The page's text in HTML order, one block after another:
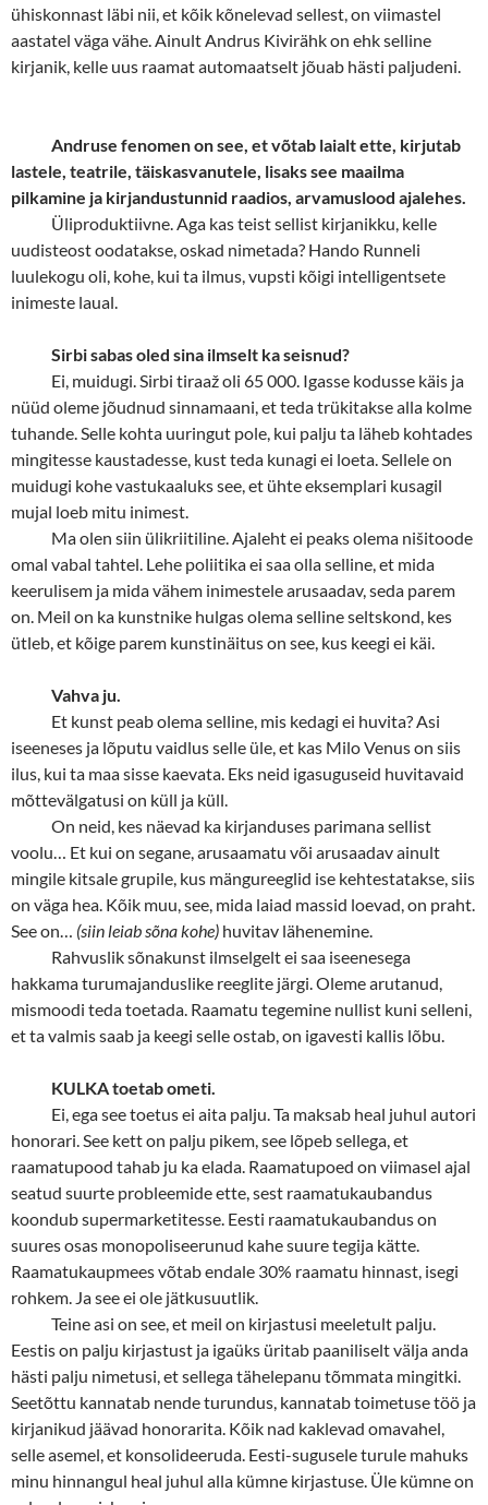
ühiskonnast läbi nii, et kõik kõnelevad sellest, on viimastel
aastatel väga vähe. Ainult Andrus Kivirähk on ehk selline
kirjanik, kelle uus raamat automaatselt jõuab hästi paljudeni.
Andruse fenomen on see, et võtab laialt ette, kirjutab
lastele, teatrile, täiskasvanutele, lisaks see maailma
pilkamine ja kirjandustunnid raadios, arvamuslood ajalehes.
Üliproduktiivne. Aga kas teist sellist kirjanikku, kelle
uudisteost oodatakse, oskad nimetada? Hando Runneli
luulekogu oli, kohe, kui ta ilmus, vupsti kõigi intelligentsete
inimeste laual.
Sirbi sabas oled sina ilmselt ka seisnud?
Ei, muidugi. Sirbi tiraaž oli 65 000. Igasse kodusse käis ja
nüüd oleme jõudnud sinnamaani, et teda trükitakse alla kolme
tuhande. Selle kohta uuringut pole, kui palju ta läheb kohtades
mingitesse kaustadesse, kust teda kunagi ei loeta. Sellele on
muidugi kohe vastukaaluks see, et ühte eksemplari kusagil
mujal loeb mitu inimest.
Ma olen siin ülikriitiline. Ajaleht ei peaks olema nišitoode
omal vabal tahtel. Lehe poliitika ei saa olla selline, et mida
keerulisem ja mida vähem inimestele arusaadav, seda parem
on. Meil on ka kunstnike hulgas olema selline seltskond, kes
ütleb, et kõige parem kunstinäitus on see, kus keegi ei käi.
Vahva ju.
Et kunst peab olema selline, mis kedagi ei huvita? Asi
iseeneses ja lõputu vaidlus selle üle, et kas Milo Venus on siis
ilus, kui ta maa sisse kaevata. Eks neid igasuguseid huvitavaid
mõttevälgatusi on küll ja küll.
On neid, kes näevad ka kirjanduses parimana sellist
voolu… Et kui on segane, arusaamatu või arusaadav ainult
mingile kitsale grupile, kus mängureeglid ise kehtestatakse, siis
on väga hea. Kõik muu, see, mida laiad massid loevad, on praht.
See on… (siin leiab sõna kohe) huvitav lähenemine.
Rahvuslik sõnakunst ilmselgelt ei saa iseenesega
hakkama turumajanduslike reeglite järgi. Oleme arutanud,
mismoodi teda toetada. Raamatu tegemine nullist kuni selleni,
et ta valmis saab ja keegi selle ostab, on igavesti kallis lõbu.
KULKA toetab ometi.
Ei, ega see toetus ei aita palju. Ta maksab heal juhul autori
honorari. See kett on palju pikem, see lõpeb sellega, et
raamatupood tahab ju ka elada. Raamatupoed on viimasel ajal
seatud suurte probleemide ette, sest raamatukaubandus
koondub supermarketitesse. Eesti raamatukaubandus on
suures osas monopoliseerunud kahe suure tegija kätte.
Raamatukaupmees võtab endale 30% raamatu hinnast, isegi
rohkem. Ja see ei ole jätkusuutlik.
Teine asi on see, et meil on kirjastusi meeletult palju.
Eestis on palju kirjastust ja igaüks üritab paaniliselt välja anda
hästi palju nimetusi, et sellega tähelepanu tõmmata mingitki.
Seetõttu kannatab nende turundus, kannatab toimetuse töö ja
kirjanikud jäävad honorarita. Kõik nad kaklevad omavahel,
selle asemel, et konsolideeruda. Eesti-sugusele turule mahuks
minu hinnangul heal juhul alla kümne kirjastuse. Üle kümne on